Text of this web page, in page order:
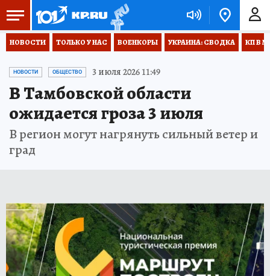
НОВОСТИ ТОЛЬКО У НАС ВОЕНКОРЫ УКРАИНА: СВОДКА КП В
НОВОСТИ ОБЩЕСТВО 3 июля 2026 11:49
В Тамбовской области
ожидается гроза 3 июля
В регион могут нагрянуть сильный ветер и
град